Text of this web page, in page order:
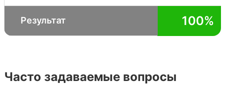
Длительный срок эксплуатации;
Экологически безопасный материал;
Результат 100%
Часто задаваемые вопросы